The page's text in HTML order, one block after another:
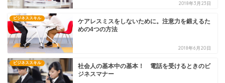
2018年3月23日
ビジネススキル
ケアレスミスをしないために。注意力を鍛えるた
めの4つの方法
2018年6月20日
ビジネススキル
社会人の基本中の基本！ 電話を受けるときのビ
ジネスマナー